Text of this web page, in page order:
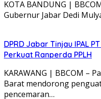
KABUPATEN CIREBON |
Provinsi Jawa Barat
Tinggalkan Balasan
wajib ditandai *